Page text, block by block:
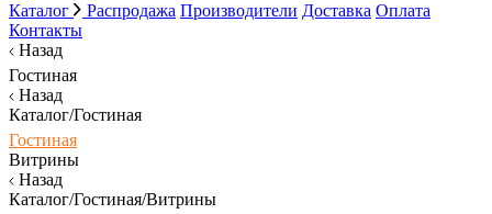
Каталог Распродажа Производители Доставка Оплата
Контакты
Назад
Гостиная
Назад
Каталог/Гостиная
Гостиная
Витрины
Назад
Каталог/Гостиная/Витрины